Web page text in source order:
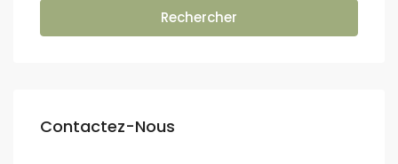
Rechercher
Contactez-Nous